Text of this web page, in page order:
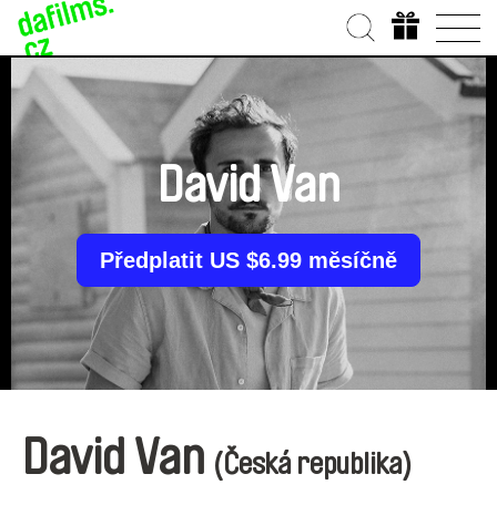
David Van
Předplatit US $6.99 měsíčně
David Van (Česká republika)